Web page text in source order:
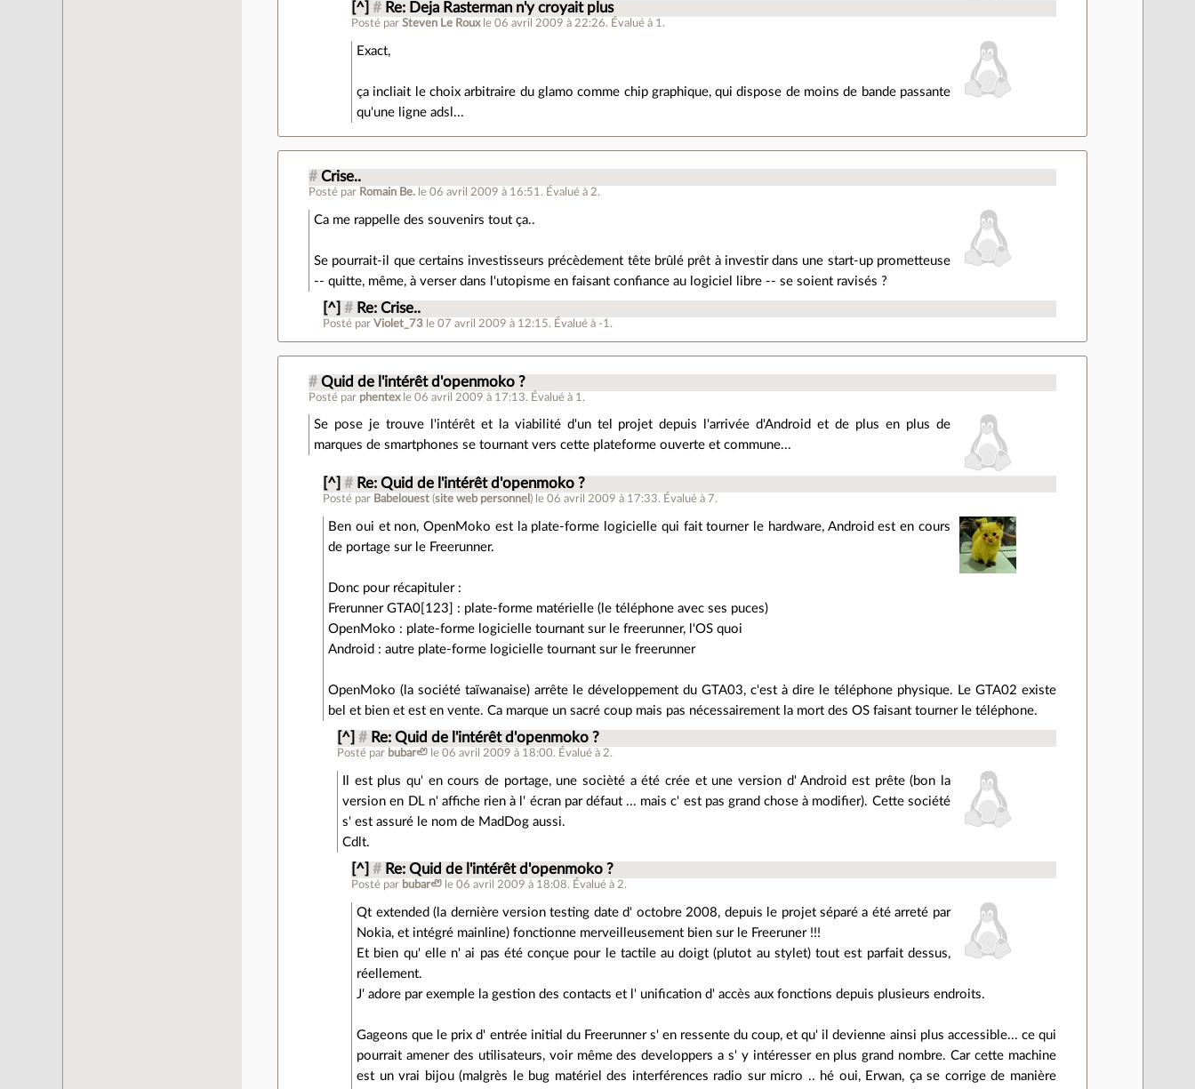
[^] # Re: Deja Rasterman n'y croyait plus
Posté parSteven Le Roux le 06 avril 2009 à 22:26. Évalué à 1 .
Exact,
ça incliait le choix arbitraire du glamo comme chip graphique, qui dispose de moins de bande passante
qu'une ligne adsl...
# Crise..
Posté par Romain Be. le 06 avril 2009 à 16:51 . Évalué à 2.
Ca me rappelle des souvenirs tout ça..
Se pourrait-il que certains investisseurs précèdement tête brûlé prêt à investir dans une start-up prometteuse
-- quitte, même, à verser dans l'utopisme en faisant confiance au logiciel libre -- se soient ravisés ?
[^] # Re: Crise..
Posté parViolet_73 le 07 avril 2009 à 12:15. Évalué à -1 .
# Quid de l'intérêt d'openmoko ?
Posté par phentex le 06 avril 2009 à 17:13. Évalué à 1 .
Se pose je trouve l'intérêt et la viabilité d'un tel projet depuis l'arrivée d'Android et de plus en plus de
marques de smartphones se tournant vers cette plateforme ouverte et commune...
[^] # Re: Quid de l'intérêt d'openmoko ?
Posté par Babelouest (site web personnel ) le 06 avril 2009 à 17:33. Évalué à 7.
Ben oui et non, OpenMoko est la plate-forme logicielle qui fait tourner le hardware, Android est en cours
de portage sur le Freerunner.
Donc pour récapituler :
Frerunner GTA0[123] : plate-forme matérielle (le téléphone avec ses puces)
OpenMoko : plate-forme logicielle tournant sur le freerunner, l'OS quoi
Android : autre plate-forme logicielle tournant sur le freerunner
OpenMoko (la société taïwanaise) arrête le développement du GTA03, c'est à dire le téléphone physique. Le GTA02 existe
bel et bien et est en vente. Ca marque un sacré coup mais pas nécessairement la mort des OS faisant tourner le téléphone.
[^] # Re: Quid de l'intérêt d'openmoko ?
Posté par bubar🦥 le 06 avril 2009 à 18:00. Évalué à 2.
Il est plus qu' en cours de portage, une socièté a été crée et une version d' Android est prête (bon la
version en DL n' affiche rien à l' écran par défaut ... mais c' est pas grand chose à modifier). Cette société
s' est assuré le nom de MadDog aussi.
Cdlt.
[^] # Re: Quid de l'intérêt d'openmoko ?
Posté par bubar🦥 le 06 avril 2009 à 18:08. Évalué à 2.
Qt extended (la dernière version testing date d' octobre 2008, depuis le projet séparé a été arreté par
Nokia, et intégré mainline) fonctionne merveilleusement bien sur le Freeruner !!!
Et bien qu' elle n' ai pas été conçue pour le tactile au doigt (plutot au stylet) tout est parfait dessus,
réellement.
J' adore par exemple la gestion des contacts et l' unification d' accès aux fonctions depuis plusieurs endroits.
Gageons que le prix d' entrée initial du Freerunner s' en ressente du coup, et qu' il devienne ainsi plus accessible... ce qui
pourrait amener des utilisateurs, voir même des developpers a s' y intéresser en plus grand nombre. Car cette machine
est un vrai bijou (malgrès le bug matériel des interférences radio sur micro .. hé oui, Erwan, ça se corrige de manière